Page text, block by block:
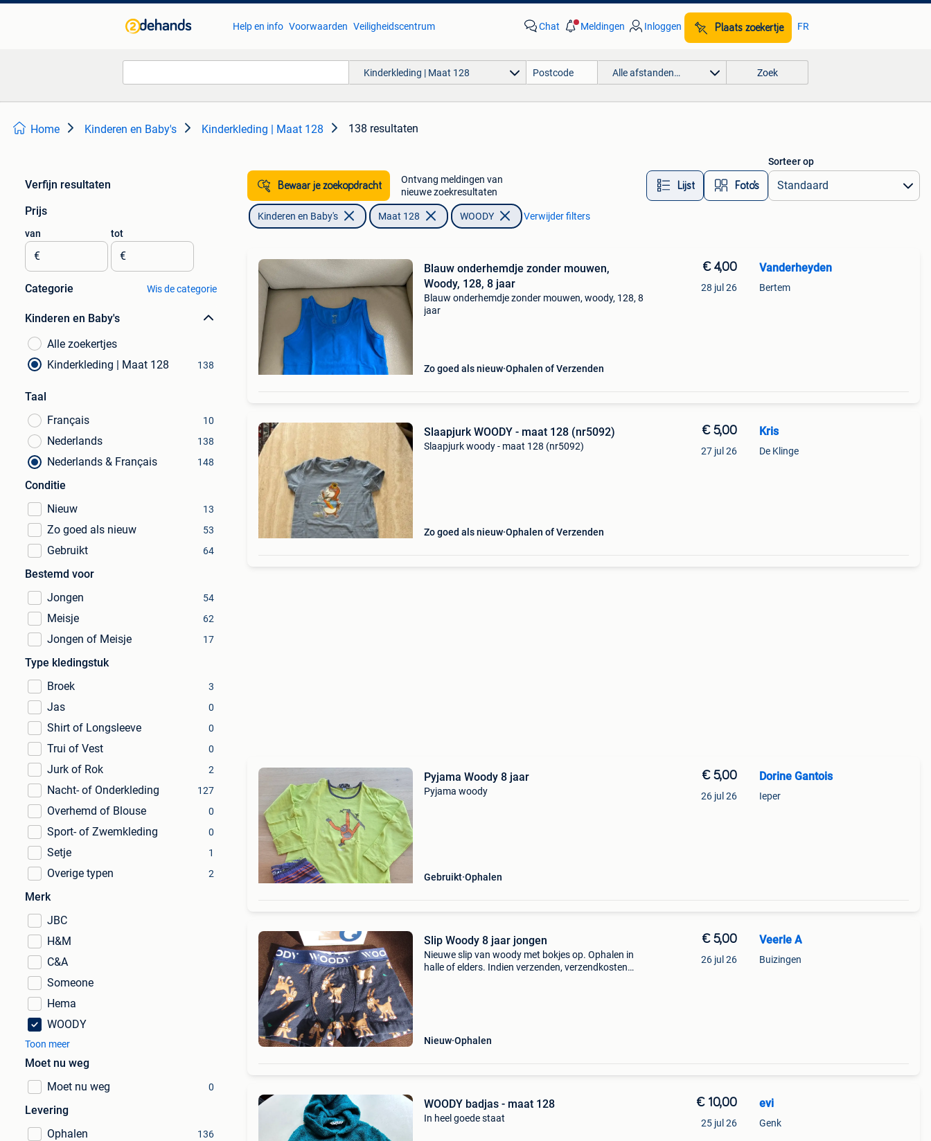
Help en info Voorwaarden Veiligheidscentrum Chat Meldingen Inloggen Plaats zoekertje FR
Kinderkleding | Maat 128 Alle afstanden… Zoek
Home Kinderen en Baby's Kinderkleding | Maat 128 138 resultaten
Verfijn resultaten
Prijs
van
€
tot
€
Categorie Wis de categorie
Kinderen en Baby's
Alle zoekertjes
Kinderkleding | Maat 128
138
Taal
Français
10
Nederlands 138
Nederlands & Français 148
Conditie
Nieuw
13
Zo goed als nieuw 53
Gebruikt 64
Bestemd voor
Jongen
54
Meisje 62
Jongen of Meisje 17
Type kledingstuk
Broek
3
Jas 0
Shirt of Longsleeve 0
Trui of Vest 0
Jurk of Rok 2
Nacht- of Onderkleding 127
Overhemd of Blouse 0
Sport- of Zwemkleding 0
Setje 1
Overige typen 2
Merk
JBC
H&M
C&A
Someone
Hema
WOODY
Toon meer
Moet nu weg
Moet nu weg
0
Levering
Ophalen
136
Bewaar je zoekopdracht
Ontvang meldingen van
nieuwe zoekresultaten
Lijst Foto’s
Sorteer op
Kinderen en Baby's Maat 128 WOODY Verwijder filters
Blauw onderhemdje zonder mouwen,
Woody, 128, 8 jaar
Blauw onderhemdje zonder mouwen, woody, 128, 8
jaar
Zo goed als nieuw Ophalen of Verzenden
€ 4,00
28 jul 26
Vanderheyden
Bertem
Slaapjurk WOODY - maat 128 (nr5092)
Slaapjurk woody - maat 128 (nr5092)
Zo goed als nieuw Ophalen of Verzenden
€ 5,00
27 jul 26
Kris
De Klinge
Pyjama Woody 8 jaar
Pyjama woody
Gebruikt Ophalen
€ 5,00
26 jul 26
Dorine Gantois
Ieper
Slip Woody 8 jaar jongen
Nieuwe slip van woody met bokjes op. Ophalen in
halle of elders. Indien verzenden, verzendkosten
Nieuw Ophalen
€ 5,00
26 jul 26
Veerle A
Buizingen
WOODY badjas - maat 128
In heel goede staat
€ 10,00
25 jul 26
evi
Genk